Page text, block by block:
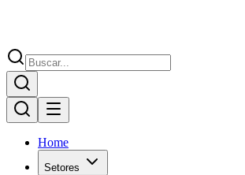
Home
Setores